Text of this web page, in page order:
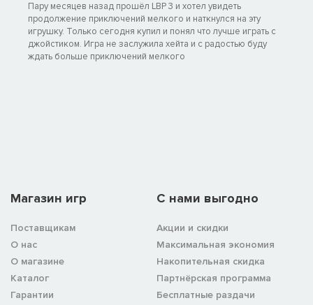
Пару месяцев назад прошёл LBP 3 и хотел увидеть
продолжение приключений мелкого и наткнулся на эту
игрушку. Только сегодня купил и понял что лучше играть с
джойстиком. Игра не заслужила хейта и с радостью буду
ждать больше приключений мелкого
Магазин игр
Поставщикам
О нас
О магазине
Каталог
Гарантии
C нами выгодно
Акции и скидки
Максимальная экономия
Накопительная скидка
Партнёрская программа
Бесплатные раздачи